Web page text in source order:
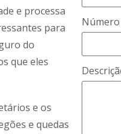
e processa
para
do
que eles
e os
e quedas